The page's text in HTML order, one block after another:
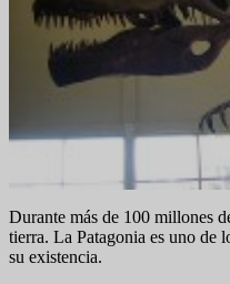
Durante más de 100 millones
tierra. La Patagonia es uno de
su existencia.